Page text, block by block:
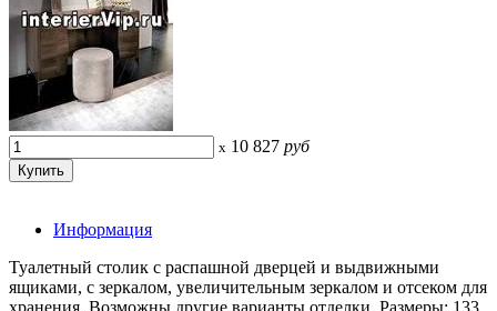
x 10 827 руб
Информация
Туалетный столик с распашной дверцей и выдвижными
ящиками, с зеркалом, увеличительным зеркалом и отсеком для
хранения. Возможны другие варианты отделки. Размеры: 133